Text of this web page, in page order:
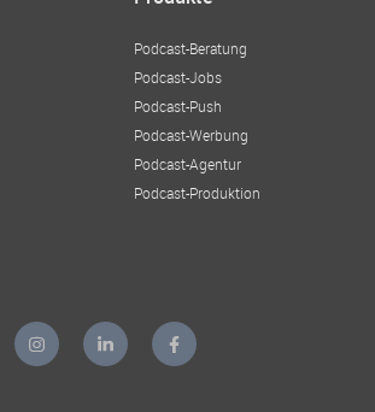
Podcast-Beratung
Podcast-Jobs
Podcast-Push
Podcast-Werbung
Podcast-Agentur
Podcast-Produktion